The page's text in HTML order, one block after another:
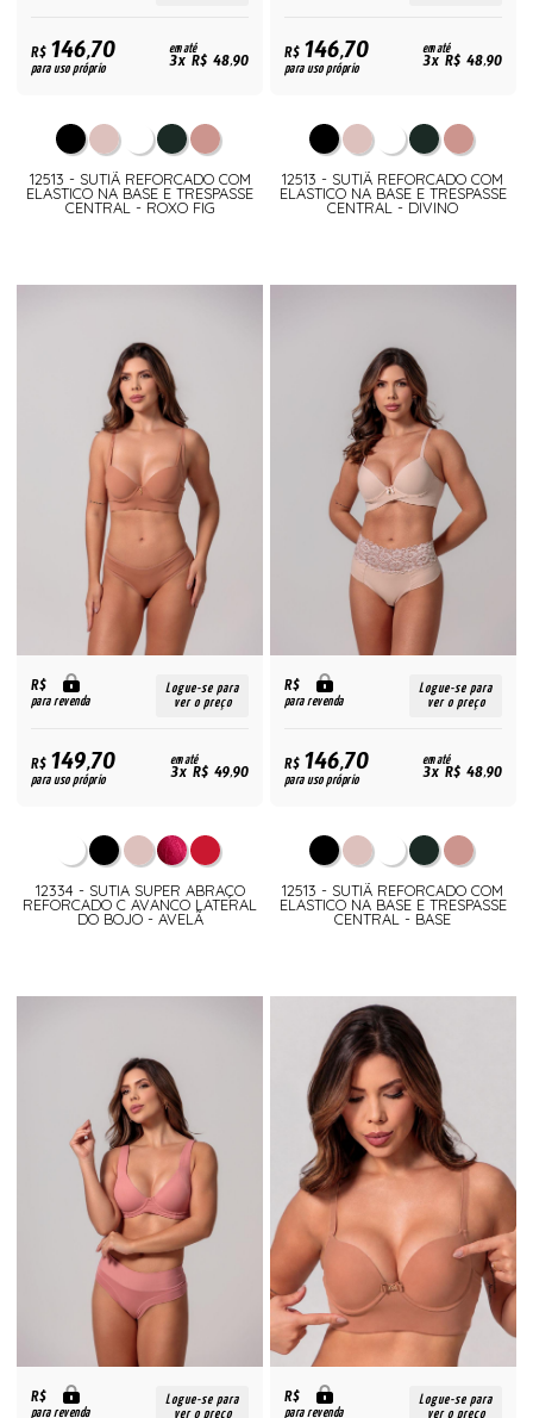
R$146,70
para uso próprio
em até
3x R$ 48,90
12513 - SUTIÃ REFORCADO COM
ELASTICO NA BASE E TRESPASSE
CENTRAL - ROXO FIG
R$146,70
para uso próprio
em até
3x R$ 48,90
12513 - SUTIÃ REFORCADO COM
ELASTICO NA BASE E TRESPASSE
CENTRAL - DIVINO
R$
para revenda
Logue-se para
ver o preço
R$149,70
para uso próprio
em até
3x R$ 49,90
12334 - SUTIA SUPER ABRAÇO
REFORCADO C AVANCO LATERAL
DO BOJO - AVELÃ
R$
para revenda
Logue-se para
ver o preço
R$146,70
para uso próprio
em até
3x R$ 48,90
12513 - SUTIÃ REFORCADO COM
ELASTICO NA BASE E TRESPASSE
CENTRAL - BASE
R$
para revenda
Logue-se para
ver o preço
R$
para revenda
Logue-se para
ver o preço